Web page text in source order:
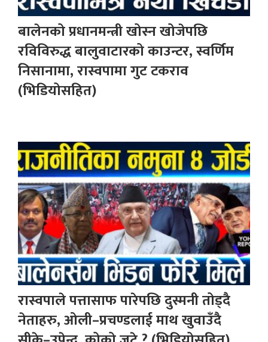
बालेनको प्रधानमन्त्री खोस्न खोजेपछि
रविविरुद्ध बालुवाटारको काउन्टर, स्वर्णिम
निसानामा, रास्वपामा गुट टकराव
(भिडियोसहित)
रास्वपाले पत्तासाफ पारेपछि दुस्मनी तोड्दै
नेताहरु, ओली–प्रचण्डलाई माथ खुवाउँदै